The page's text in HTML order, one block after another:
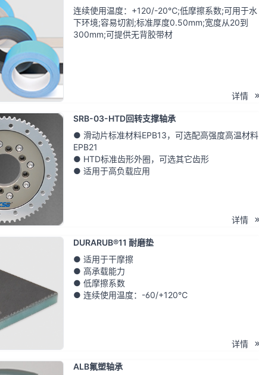
连续使用温度：+120/-20℃;低摩擦系数;可用于水
下环境;容易切割;标准厚度0.50mm;宽度从20到
300mm;可提供无背胶带材
详情
SRB-03-HTD回转支撑轴承
● 滑动片标准材料EPB13，可选配高强度高温材料
EPB21
● HTD标准齿形外圈，可选其它齿形
● 适用于高负载应用
详情
DURARUB®11 耐磨垫
● 适用于干摩擦
● 高承载能力
● 低摩擦系数
● 连续使用温度：-60/+120℃
详情
ALB氟塑轴承